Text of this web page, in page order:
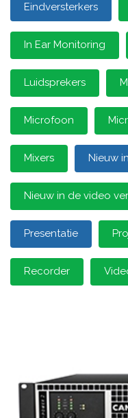
Eindversterkers
In Ear Monitoring
Luidsprekers
Microfoon
Mixers Nieuw
Nieuw in de video
Presentatie
Recorder